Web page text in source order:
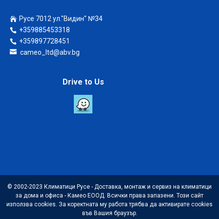
Русе 7012 ул."Видин" №34
+359885453318
+359897728451
cameo_ltd@abv.bg
Drive to Us
© 2002-2023 Климатици Русе - Доставка, монтаж и сервиз на климатици
за дома и офиса - Камео ЕООД. Всички права запазени. Този сайт
използва cookies. За коректната му работа трябва да активирате cookies
във Вашия браузър.